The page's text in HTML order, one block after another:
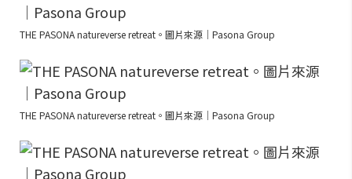
THE PASONA natureverse retreat。圖片來源｜Pasona Group
THE PASONA natureverse retreat。圖片來源｜Pasona Group